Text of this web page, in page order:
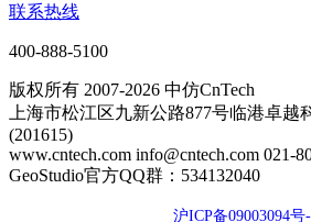
联系热线
400-888-5100
版权所有 2007-2026 中仿CnTech
上海市松江区九新公路877号临港卓越
(201615)
www.cntech.com info@cntech.com 021-
GeoStudio官方QQ群：534132040
沪ICP备09003094号